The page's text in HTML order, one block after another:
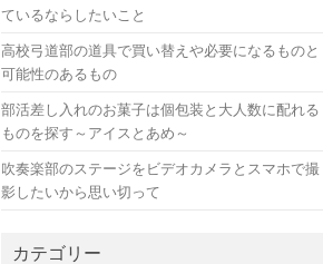
ているならしたいこと
高校弓道部の道具で買い替えや必要になるものと
可能性のあるもの
部活差し入れのお菓子は個包装と大人数に配れる
ものを探す～アイスとあめ～
吹奏楽部のステージをビデオカメラとスマホで撮
影したいから思い切って
カテゴリー